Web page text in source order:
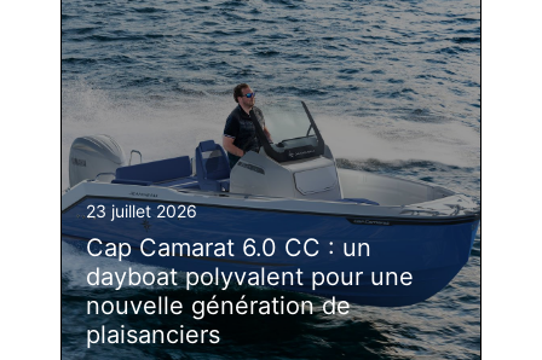
23 juillet 2026
Cap Camarat 6.0 CC : un
dayboat polyvalent pour une
nouvelle génération de
plaisanciers